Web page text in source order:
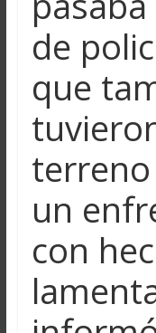
de
que
un
con